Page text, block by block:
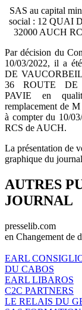
SAS au capital
social : 12 QUAI
32000 AUCH
Par décision du
10/03/2022, il a
DE
36 ROUTE DE
PAVIE en
remplacement de
à compter du 10/
RCS de AUCH.
La présentation de
graphique du journal
AUTRES
JOURNAL
presselib.com
en Changement de
EARL
DU CABOS
EARL LIBAROS
C2C PARTNERS
LE RELAIS DU